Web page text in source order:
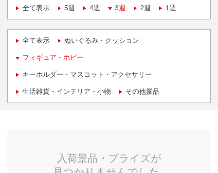
全て表示
5週 4週 3週 2週 1週
全て表示 ぬいぐるみ・クッション
フィギュア・ホビー
キーホルダー・マスコット・アクセサリー
生活雑貨・インテリア・小物 その他景品